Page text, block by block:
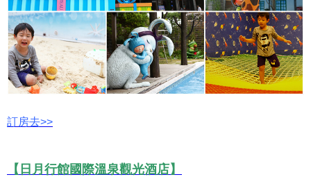
訂房去>>
【日月行館國際溫泉觀光酒店】